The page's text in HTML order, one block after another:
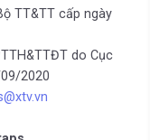
TT&TT cấp ngày
do Cục
2020